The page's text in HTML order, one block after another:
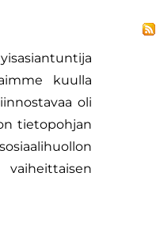
kuulla
oli
tietopohjan